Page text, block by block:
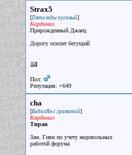
Strax5
[Пятижды пуганый]
Кардинал
Прирожденный Джаец
Дорогу осилит бегущий
Пол:
Репутация: +649
cha
[БибизЯн с гранатой]
Кардинал
Тиран
Зам. Гиви по учету недовольных
работой форума